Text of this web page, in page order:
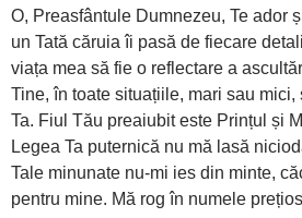
O, Preasfântule Dumnezeu, Te ador
un Tată căruia îi pasă de fiecare
viața mea să fie o reflectare a
Tine, în toate situațiile, mari sau
Ta. Fiul Tău preaiubit este Prințul și
Legea Ta puternică nu mă lasă
Tale minunate nu-mi ies din minte,
pentru mine. Mă rog în numele